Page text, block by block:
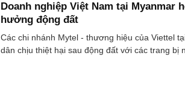
Doanh nghiệp Việt Nam tại Myanmar
hưởng động đất
Các chi nhánh Mytel - thương hiệu của Viettel
dân chịu thiệt hại sau động đất với các trang bị